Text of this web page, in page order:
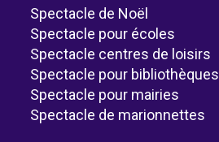
Spectacle de Noël
Spectacle pour écoles
Spectacle centres de loisirs
Spectacle pour bibliothèques
Spectacle pour mairies
Spectacle de marionnettes